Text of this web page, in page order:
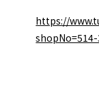
https://